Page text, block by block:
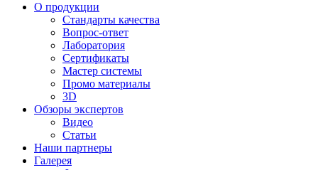
О продукции
Стандарты качества
Вопрос-ответ
Лаборатория
Сертификаты
Мастер системы
Промо материалы
3D
Обзоры экспертов
Видео
Статьи
Наши партнеры
Галерея